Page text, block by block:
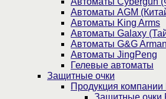
Автоматы AGM
Автоматы King Arms
Автоматы Galaxy
Автоматы G&G
Автоматы JingPeng
Гелевые автоматы
Защитные очки
Продукция компании